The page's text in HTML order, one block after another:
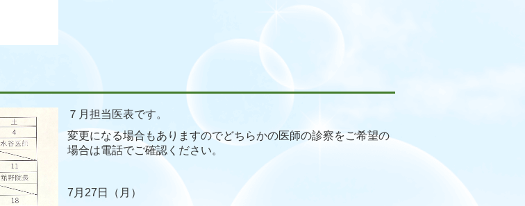
７月担当医表です。
変更になる場合もありますのでどちらかの医師の診察をご希望の
場合は電話でご確認ください。
7月27日（月）